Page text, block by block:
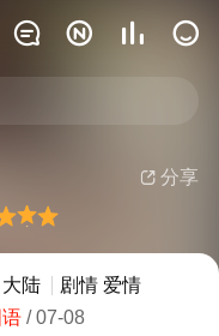
   
 分享
大陆 剧情 爱情
/07-08